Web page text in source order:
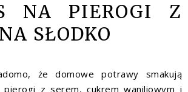
NA PIEROGI Z
SŁODKO
że domowe potrawy smakują
pierogi z serem, cukrem waniliowym i